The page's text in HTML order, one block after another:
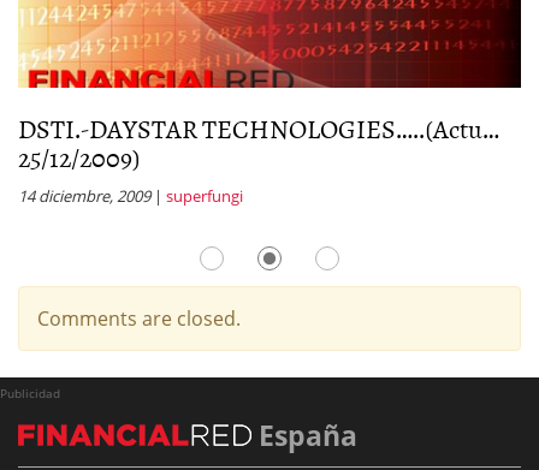
DSTI.-DAYSTAR TECHNOLOGIES…..(Actu…
25/12/2009)
14 diciembre, 2009| superfungi
Comments are closed.
Publicidad
España